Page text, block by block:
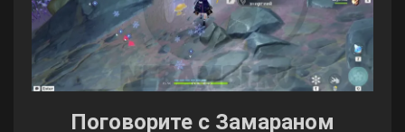
Поговорите с Замараном